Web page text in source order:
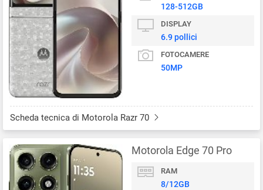
128-512GB
DISPLAY
6.9 pollici
FOTOCAMERE
50MP
Scheda tecnica di Motorola Razr 70
Motorola Edge 70 Pro
RAM
8/12GB